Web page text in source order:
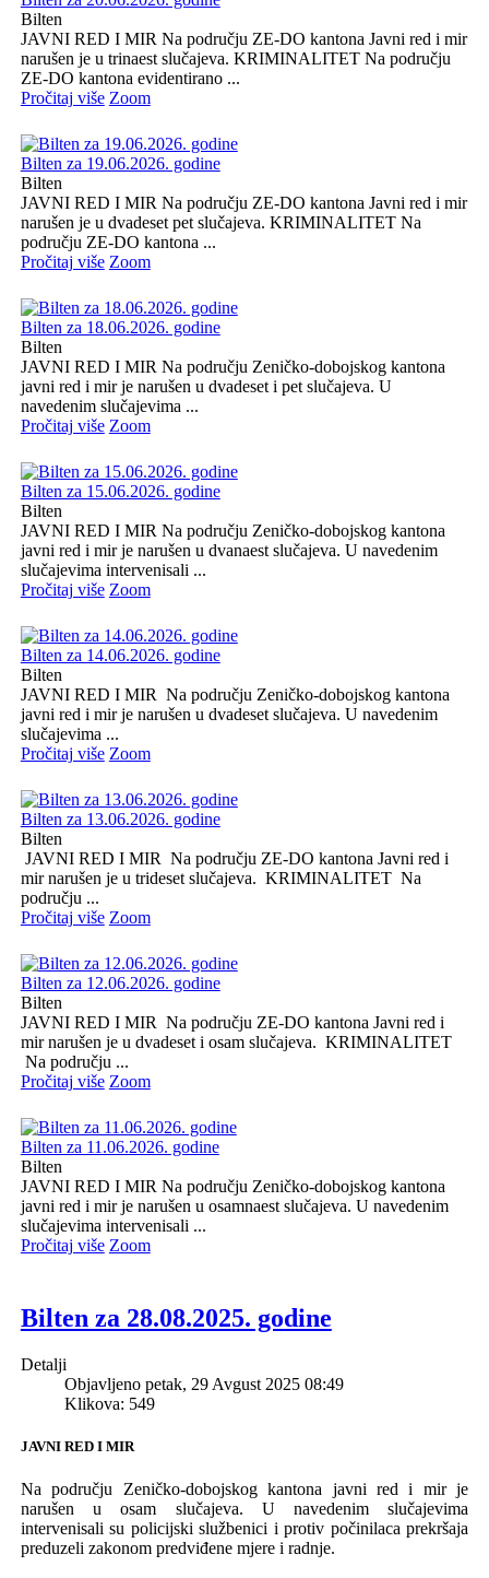
Bilten
JAVNI RED I MIR Na području ZE-DO kantona Javni red i mir
narušen je u trinaest slučajeva. KRIMINALITET Na području
ZE-DO kantona evidentirano ...
Pročitaj više Zoom
Bilten za 19.06.2026. godine
Bilten
JAVNI RED I MIR Na području ZE-DO kantona Javni red i mir
narušen je u dvadeset pet slučajeva. KRIMINALITET Na
području ZE-DO kantona ...
Pročitaj više Zoom
Bilten za 18.06.2026. godine
Bilten
JAVNI RED I MIR Na području Zeničko-dobojskog kantona
javni red i mir je narušen u dvadeset i pet slučajeva. U
navedenim slučajevima ...
Pročitaj više Zoom
Bilten za 15.06.2026. godine
Bilten
JAVNI RED I MIR Na području Zeničko-dobojskog kantona
javni red i mir je narušen u dvanaest slučajeva. U navedenim
slučajevima intervenisali ...
Pročitaj više Zoom
Bilten za 14.06.2026. godine
Bilten
JAVNI RED I MIR Na području Zeničko-dobojskog kantona
javni red i mir je narušen u dvadeset slučajeva. U navedenim
slučajevima ...
Pročitaj više Zoom
Bilten za 13.06.2026. godine
Bilten
JAVNI RED I MIR Na području ZE-DO kantona Javni red i
mir narušen je u trideset slučajeva. KRIMINALITET Na
području ...
Pročitaj više Zoom
Bilten za 12.06.2026. godine
Bilten
JAVNI RED I MIR Na području ZE-DO kantona Javni red i
mir narušen je u dvadeset i osam slučajeva. KRIMINALITET
Na području ...
Pročitaj više Zoom
Bilten za 11.06.2026. godine
Bilten
JAVNI RED I MIR Na području Zeničko-dobojskog kantona
javni red i mir je narušen u osamnaest slučajeva. U navedenim
slučajevima intervenisali ...
Pročitaj više Zoom
Bilten za 28.08.2025. godine
Detalji
Objavljeno petak, 29 Avgust 2025 08:49
Klikova: 549
JAVNI RED I MIR
Na području Zeničko-dobojskog kantona javni red i mir je
narušen u osam slučajeva. U navedenim
slučajevima
intervenisali su policijski službenici i protiv počinilaca prekršaja
preduzeli zakonom predviđene mjere i radnje.